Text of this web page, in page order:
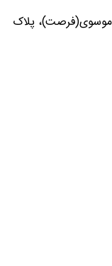
موسوی(فرصت)، پلاک